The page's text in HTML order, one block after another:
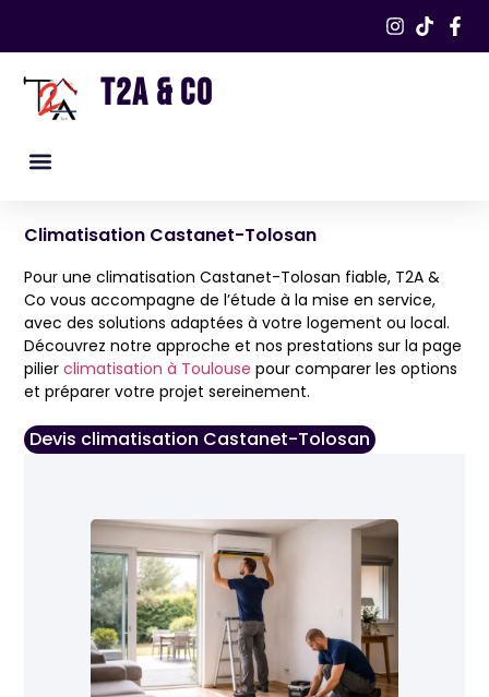
T2A & CO
Climatisation Castanet-Tolosan
Pour une climatisation Castanet-Tolosan fiable, T2A &
Co vous accompagne de l’étude à la mise en service,
avec des solutions adaptées à votre logement ou local.
Découvrez notre approche et nos prestations sur la page
pilierclimatisation à Toulouse pour comparer les options
et préparer votre projet sereinement.
Devis climatisation Castanet-Tolosan